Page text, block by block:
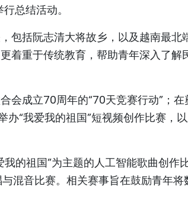
总结活动。
包括阮志清大将故乡，以及越南最北
着重于传统教育，帮助青年深入了解
会成立70周年的“70天竞赛行动”；在
办“我爱我的祖国”短视频创作比赛，
的祖国”为主题的人工智能歌曲创作
混音比赛。相关赛事旨在鼓励青年将